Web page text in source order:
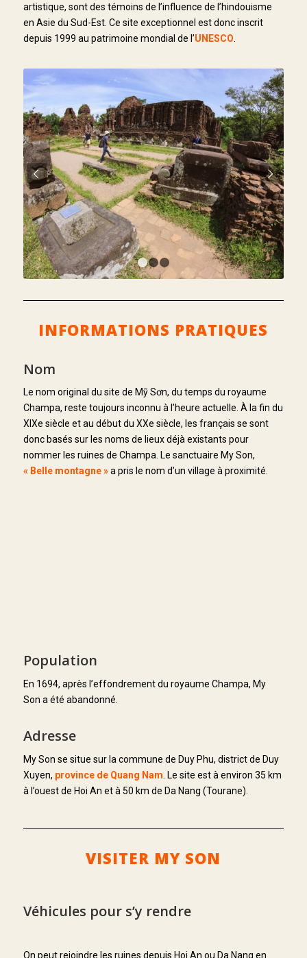
artistique, sont des témoins de l’influence de l’hindouisme
en Asie du Sud-Est. Ce site exceptionnel est donc inscrit
depuis 1999 au patrimoine mondial de l’UNESCO
Suivant
2 3
INFORMATIONS PRATIQUES
Nom
Le nom original du site de Mỹ Sơn, du temps du royaume
Champa, reste toujours inconnu à l’heure actuelle. À la fin du
XIXe siècle et au début du XXe siècle, les français se sont
donc basés sur les noms de lieux déjà existants pour
nommer les ruines de Champa. Le sanctuaire My Son,
« Belle montagne »a pris le nom d’un village à proximité.
Population
En 1694, après l’effondrement du royaume Champa, My
Son a été abandonné.
Adresse
My Son se situe sur la commune de Duy Phu, district de Duy
Xuyen, province de Quang Nam . Le site est à environ 35 km
à l’ouest de Hoi An et à 50 km de Da Nang (Tourane).
VISITER MY SON
Véhicules pour s’y rendre
On peut rejoindre les ruines depuis Hoi An ou Da Nang en